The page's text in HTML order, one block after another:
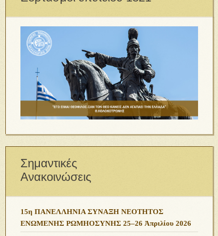
Σημαντικές
Ανακοινώσεις
15η ΠΑΝΕΛΛΗΝΙΑ ΣΥΝΑΞΗ ΝΕΟΤΗΤΟΣ
ΕΝΩΜΕΝΗΣ ΡΩΜΗΟΣΥΝΗΣ 25–26 Ἀπριλίου 2026